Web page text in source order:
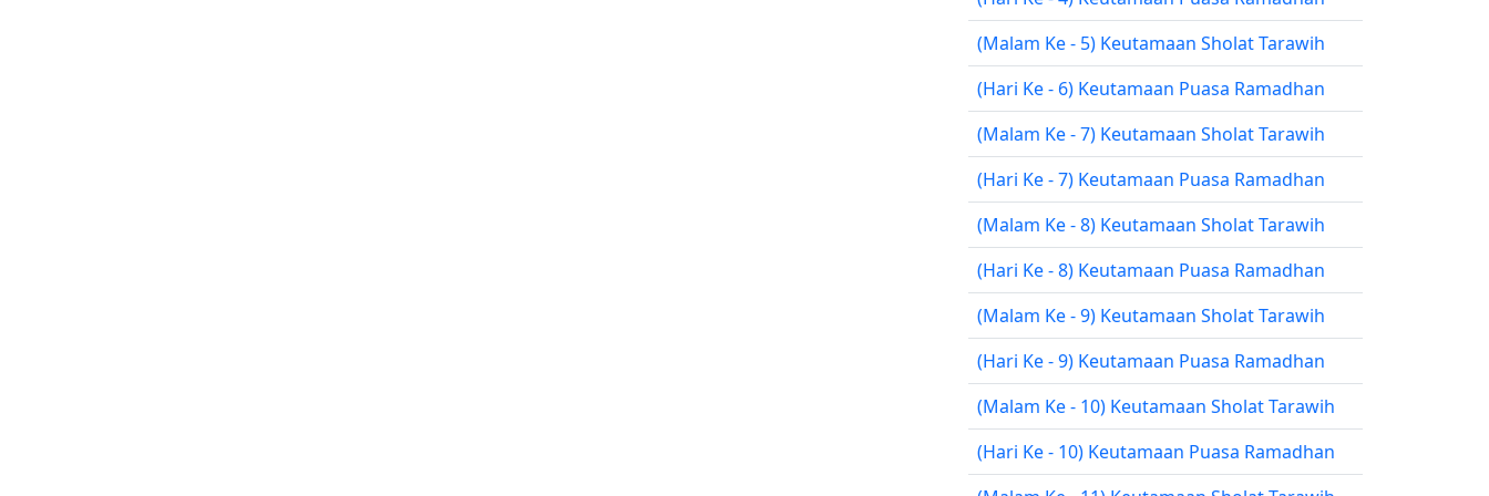
(Malam Ke - 5) Keutamaan Sholat Tarawih
(Hari Ke - 6) Keutamaan Puasa Ramadhan
(Malam Ke - 7) Keutamaan Sholat Tarawih
(Hari Ke - 7) Keutamaan Puasa Ramadhan
(Malam Ke - 8) Keutamaan Sholat Tarawih
(Hari Ke - 8) Keutamaan Puasa Ramadhan
(Malam Ke - 9) Keutamaan Sholat Tarawih
(Hari Ke - 9) Keutamaan Puasa Ramadhan
(Malam Ke - 10) Keutamaan Sholat Tarawih
(Hari Ke - 10) Keutamaan Puasa Ramadhan